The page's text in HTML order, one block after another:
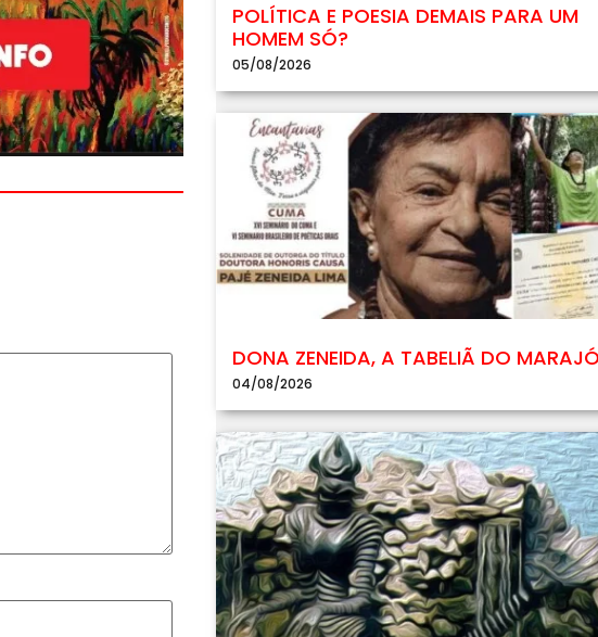
POLÍTICA E POESIA DEMAIS PARA UM
HOMEM SÓ?
05/08/2026
DONA ZENEIDA, A TABELIÃ DO
04/08/2026